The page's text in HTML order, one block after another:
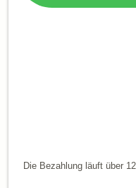
Die Bezahlung läuft über